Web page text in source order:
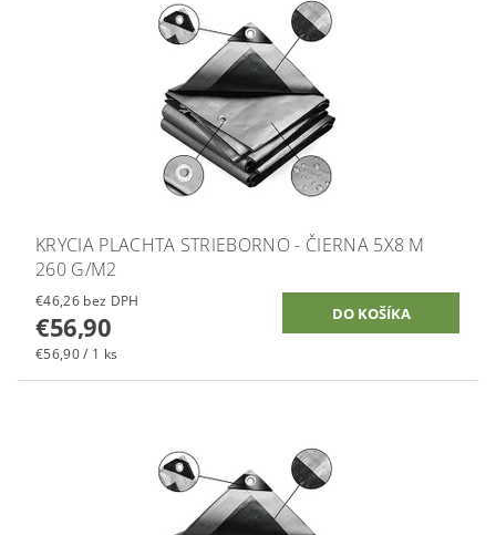
KRYCIA PLACHTA STRIEBORNO - ČIERNA 5X8 M
260 G/M2
€46,26 bez DPH
€56,90
€56,90 / 1 ks